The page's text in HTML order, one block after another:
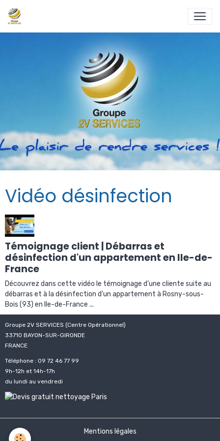
Vidéo désinfection
Témoignage client | Débarras et
désinfection d'un appartement en Ile-de-
France
Découvrez dans cette vidéo le témoignage d'une cliente suite au
débarras et à la désinfection d'un appartement à Rosny-sous-
Bois (93) en Ile-de-France ...
Groupe 2V SERVICES (Centre Opérationnel)
33710 BAYON-SUR-GIRONDE
FRANCE
Téléphone : 09 72 46 77 99
9h-12h et 14h-17h
du lundi au vendredi
Mentions légales